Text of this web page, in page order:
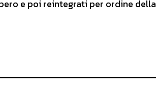
e poi reintegrati per ordine della